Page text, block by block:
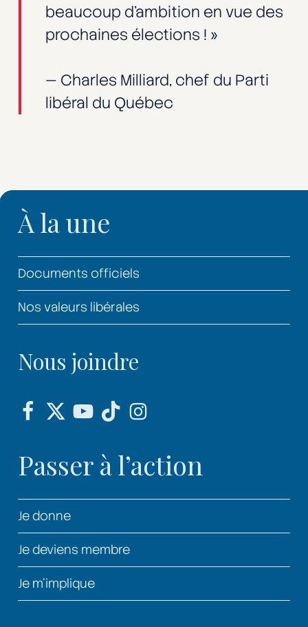
beaucoup d’ambition en vue des
prochaines élections ! »
— Charles Milliard, chef du Parti
libéral du Québec
À la une
Documents officiels
Nos valeurs libérales
Nous joindre
Passer à l’action
Je donne
Je deviens membre
Je m’implique